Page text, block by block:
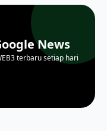
News
terbaru setiap hari